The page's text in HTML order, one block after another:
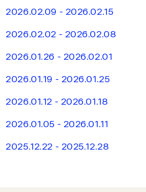
2026.02.09 - 2026.02.15
2026.02.02 - 2026.02.08
2026.01.26 - 2026.02.01
2026.01.19 - 2026.01.25
2026.01.12 - 2026.01.18
2026.01.05 - 2026.01.11
2025.12.22 - 2025.12.28